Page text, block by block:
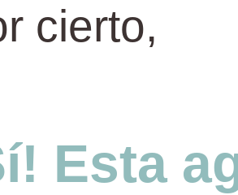
cierto,
Esta